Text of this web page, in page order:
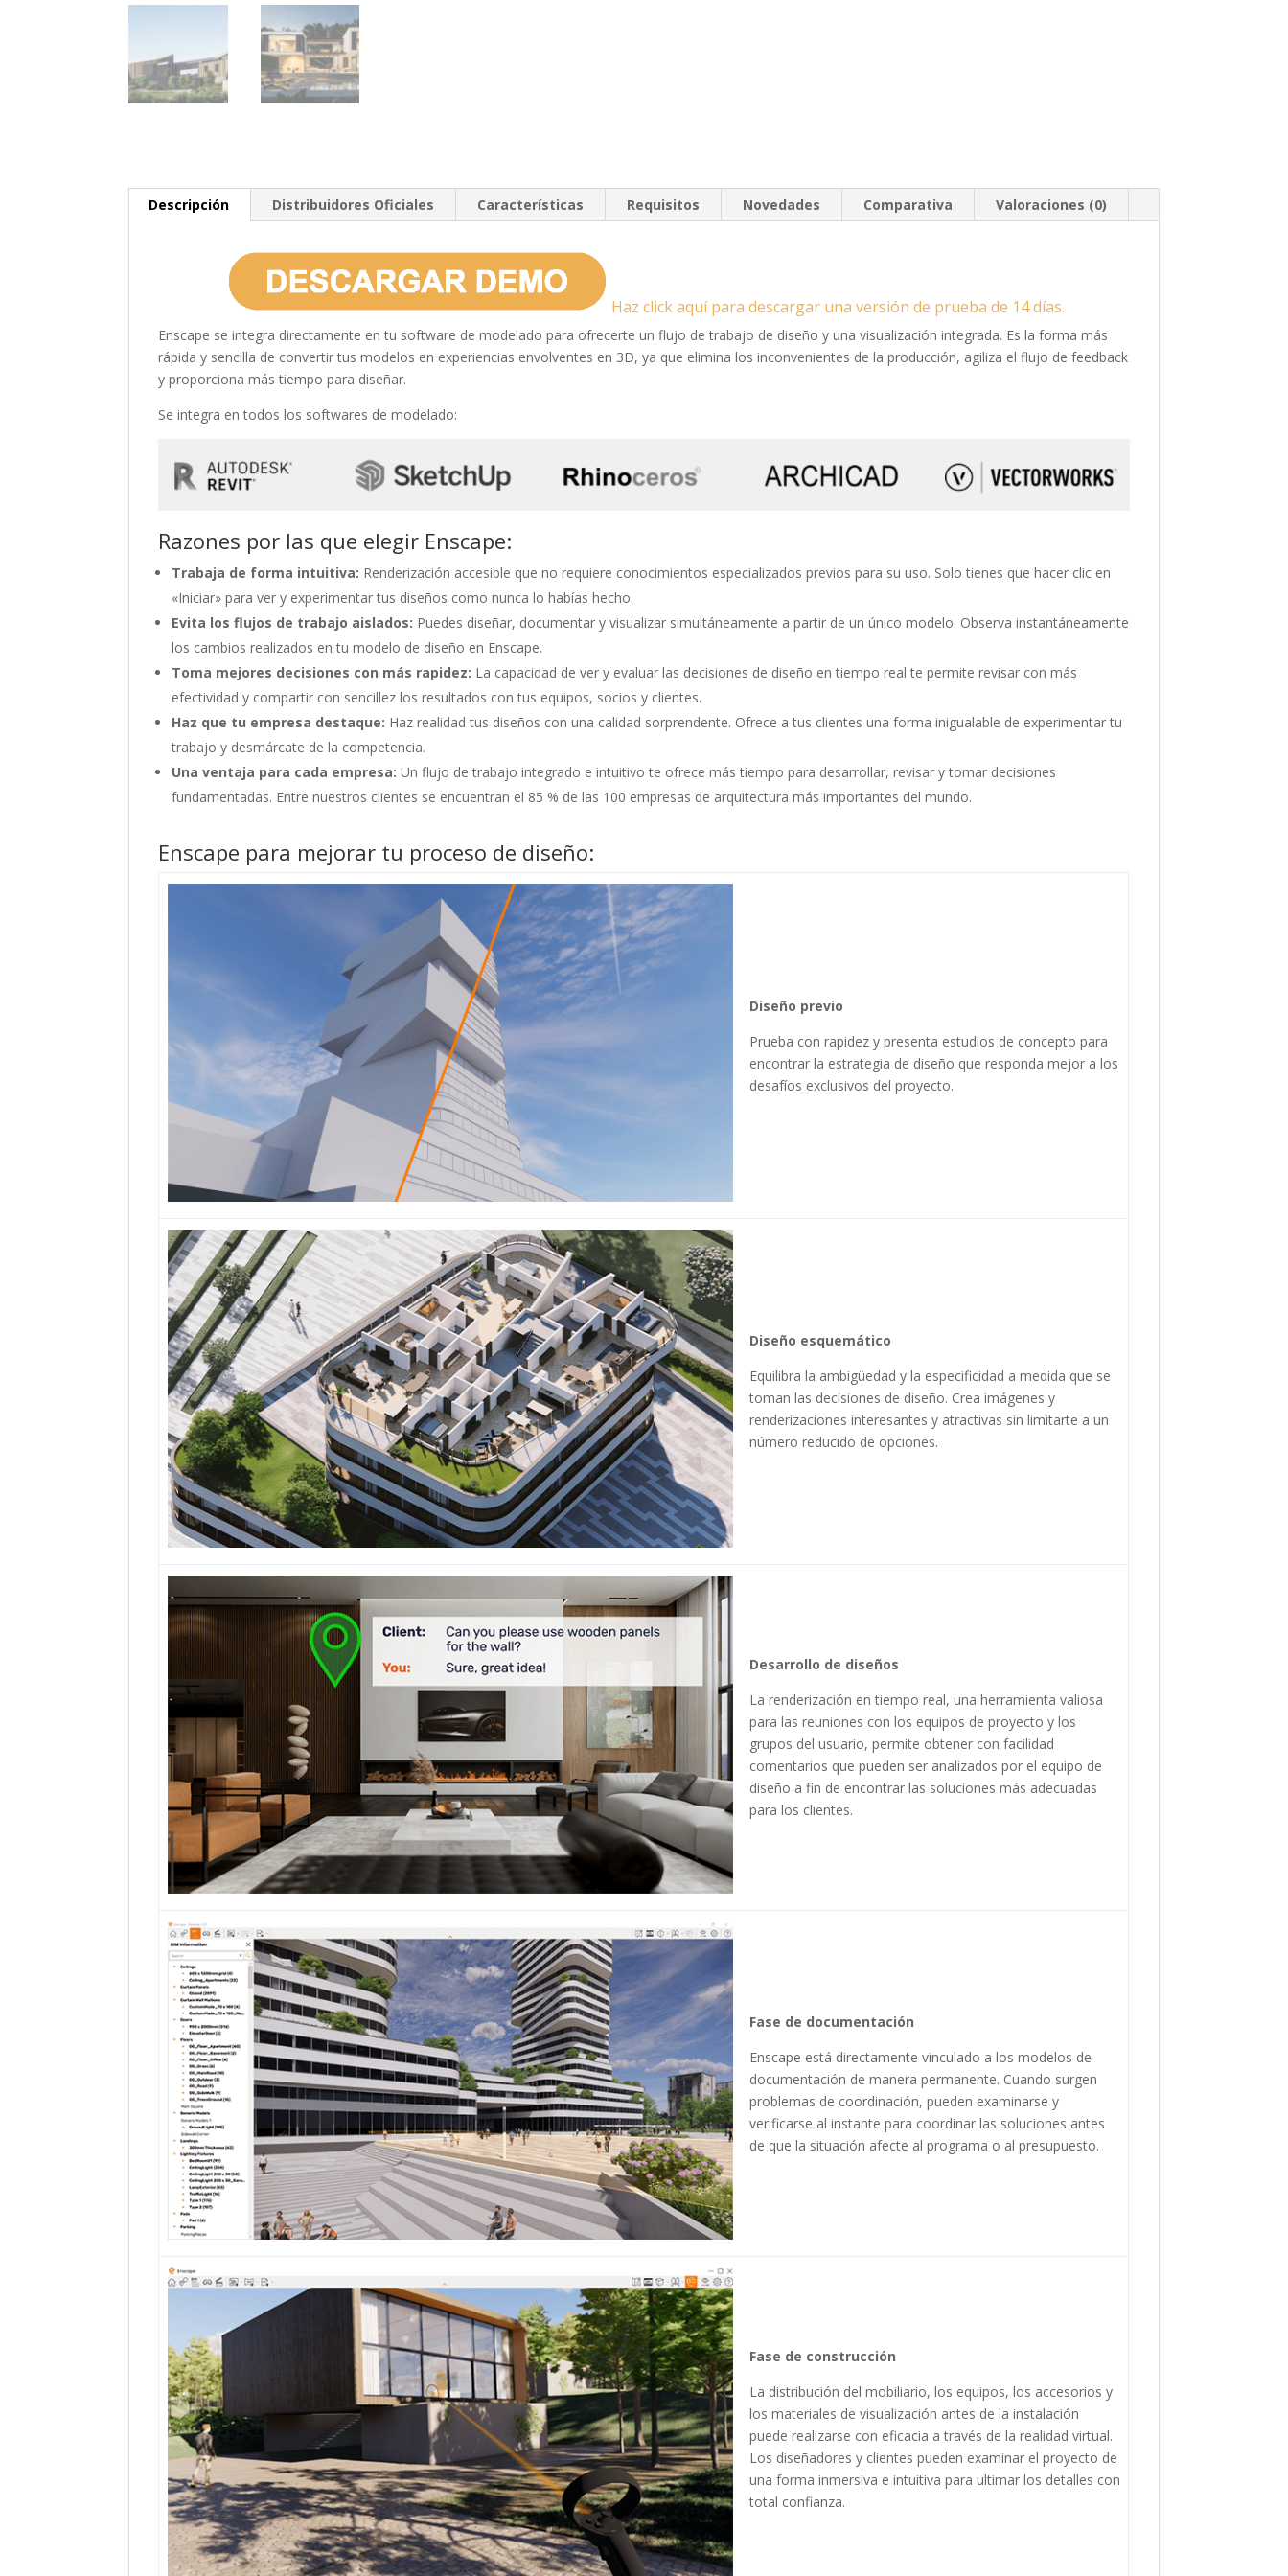
Descripción Distribuidores Oficiales Características Requisitos Novedades Comparativa Valoraciones (0)
Haz click aquí para descargar una versión de prueba de 14 días.
Enscape se integra directamente en tu software de modelado para ofrecerte un flujo de trabajo de diseño y una visualización integrada. Es la forma más
rápida y sencilla de convertir tus modelos en experiencias envolventes en 3D, ya que elimina los inconvenientes de la producción, agiliza el flujo de feedback
y proporciona más tiempo para diseñar.
Se integra en todos los softwares de modelado:
Razones por las que elegir Enscape:
Trabaja de forma intuitiva: Renderización accesible que no requiere conocimientos especializados previos para su uso. Solo tienes que hacer clic en
«Iniciar» para ver y experimentar tus diseños como nunca lo habías hecho.
Evita los flujos de trabajo aislados: Puedes diseñar, documentar y visualizar simultáneamente a partir de un único modelo. Observa instantáneamente
los cambios realizados en tu modelo de diseño en Enscape.
Toma mejores decisiones con más rapidez: La capacidad de ver y evaluar las decisiones de diseño en tiempo real te permite revisar con más
efectividad y compartir con sencillez los resultados con tus equipos, socios y clientes.
Haz que tu empresa destaque: Haz realidad tus diseños con una calidad sorprendente. Ofrece a tus clientes una forma inigualable de experimentar tu
trabajo y desmárcate de la competencia.
Una ventaja para cada empresa: Un flujo de trabajo integrado e intuitivo te ofrece más tiempo para desarrollar, revisar y tomar decisiones
fundamentadas. Entre nuestros clientes se encuentran el 85 % de las 100 empresas de arquitectura más importantes del mundo.
Enscape para mejorar tu proceso de diseño:
Diseño previo
Prueba con rapidez y presenta estudios de concepto para
encontrar la estrategia de diseño que responda mejor a los
desafíos exclusivos del proyecto.
Diseño esquemático
Equilibra la ambigüedad y la especificidad a medida que se
toman las decisiones de diseño. Crea imágenes y
renderizaciones interesantes y atractivas sin limitarte a un
número reducido de opciones.
Desarrollo de diseños
La renderización en tiempo real, una herramienta valiosa
para las reuniones con los equipos de proyecto y los
grupos del usuario, permite obtener con facilidad
comentarios que pueden ser analizados por el equipo de
diseño a fin de encontrar las soluciones más adecuadas
para los clientes.
Fase de documentación
Enscape está directamente vinculado a los modelos de
documentación de manera permanente. Cuando surgen
problemas de coordinación, pueden examinarse y
verificarse al instante para coordinar las soluciones antes
de que la situación afecte al programa o al presupuesto.
Fase de construcción
La distribución del mobiliario, los equipos, los accesorios y
los materiales de visualización antes de la instalación
puede realizarse con eficacia a través de la realidad virtual.
Los diseñadores y clientes pueden examinar el proyecto de
una forma inmersiva e intuitiva para ultimar los detalles con
total confianza.